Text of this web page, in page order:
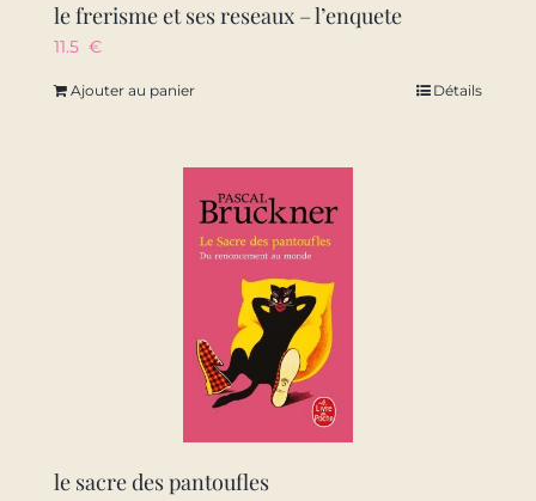
le frerisme et ses reseaux – l’enquete
11.5 €
Ajouter au panier Détails
le sacre des pantoufles